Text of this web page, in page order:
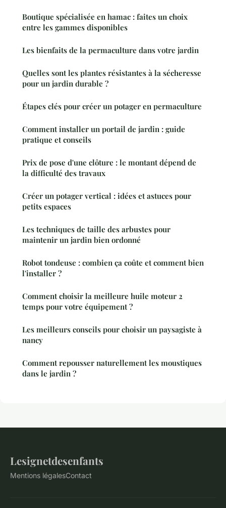
Boutique spécialisée en hamac : faites un choix
entre les gammes disponibles
Les bienfaits de la permaculture dans votre jardin
Quelles sont les plantes résistantes à la sécheresse
pour un jardin durable ?
Étapes clés pour créer un potager en permaculture
Comment installer un portail de jardin : guide
pratique et conseils
Prix de pose d'une clôture : le montant dépend de
la difficulté des travaux
Créer un potager vertical : idées et astuces pour
petits espaces
Les techniques de taille des arbustes pour
maintenir un jardin bien ordonné
Robot tondeuse : combien ça coûte et comment bien
l'installer ?
Comment choisir la meilleure huile moteur 2
temps pour votre équipement ?
Les meilleurs conseils pour choisir un paysagiste à
nancy
Comment repousser naturellement les moustiques
dans le jardin ?
Lesignetdesenfants
Mentions légalesContact